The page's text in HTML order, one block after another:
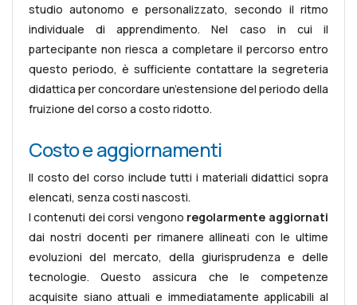
studio autonomo e personalizzato, secondo il ritmo
individuale di apprendimento. Nel caso in cui il
partecipante non riesca a completare il percorso entro
questo periodo, è sufficiente contattare la segreteria
didattica per concordare un’estensione del periodo della
fruizione del corso a costo ridotto.
Costo e aggiornamenti
Il costo del corso include tutti i materiali didattici sopra
elencati, senza costi nascosti.
I contenuti dei corsi vengono regolarmente aggiornati
dai nostri docenti per rimanere allineati con le ultime
evoluzioni del mercato, della giurisprudenza e delle
tecnologie. Questo assicura che le competenze
acquisite siano attuali e immediatamente applicabili al